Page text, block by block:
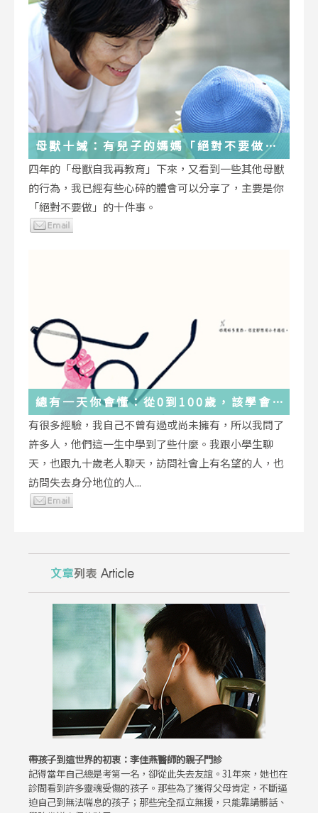
母獸十誡：有兒子的媽媽「絕對不要做」
的十件事
四年的「母獸自我再教育」下來，又看到一些其他母獸
的行為，我已經有些心碎的體會可以分享了，主要是你
「絕對不要做」的十件事。
總有一天你會懂：從0到100歲，該學會
的人生大事，都在這些生活的小事裡了
有很多經驗，我自己不曾有過或尚未擁有，所以我問了
許多人，他們這一生中學到了些什麼。我跟小學生聊
天，也跟九十歲老人聊天，訪問社會上有名望的人，也
訪問失去身分地位的人...
帶孩子到這世界的初衷：李佳燕醫師的親子門診
記得當年自己總是考第一名，卻從此失去友誼。31年來，她也在
診間看到許多靈魂受傷的孩子。那些為了獲得父母肯定，不斷逼
迫自己到無法喘息的孩子；那些完全孤立無援，只能靠講髒話、